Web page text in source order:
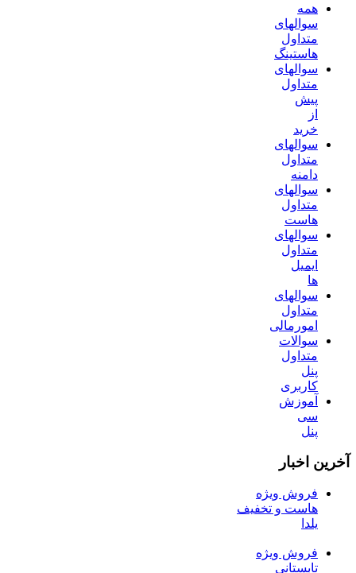
همه
سوالهای
متداول
هاستینگ
سوالهای
متداول
پیش
از
خرید
سوالهای
متداول
دامنه
سوالهای
متداول
هاست
سوالهای
متداول
ایمیل
ها
سوالهای
متداول
امورمالی
سوالات
متداول
پنل
کاربری
آموزش
سی
پنل
آخرین اخبار
فروش ویژه
هاست و تخفیف
یلدا
فروش ویژه
تابستانی